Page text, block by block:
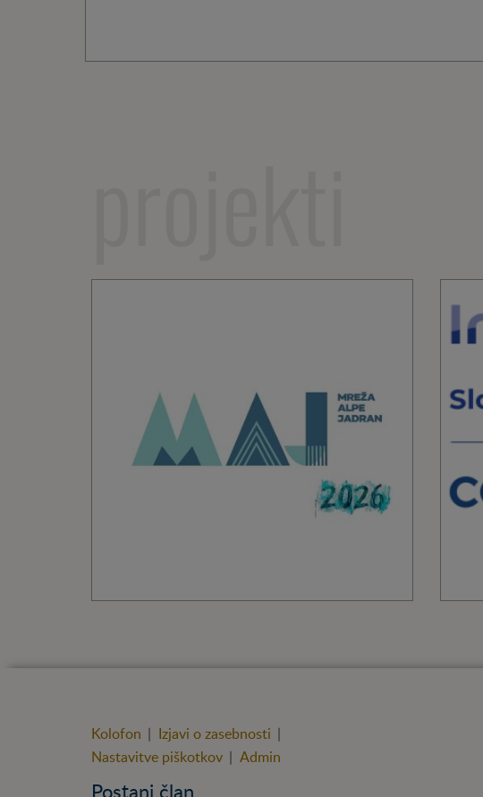
Kolofon | Izjavi o zasebnosti |
Nastavitve piškotkov | Admin
Postani član